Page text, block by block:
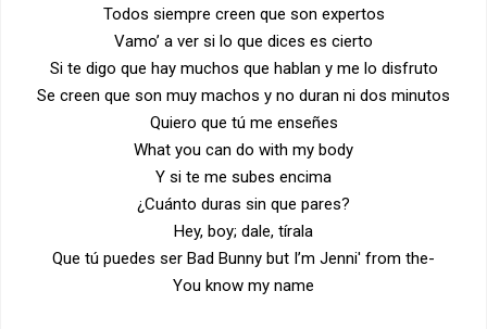
Todos siempre creen que son expertos
Vamo’ a ver si lo que dices es cierto
Si te digo que hay muchos que hablan y me lo disfruto
Se creen que son muy machos y no duran ni dos minutos
Quiero que tú me enseñes
What you can do with my body
Y si te me subes encima
¿Cuánto duras sin que pares?
Hey, boy; dale, tírala
Que tú puedes ser Bad Bunny but I’m Jenni' from the-
You know my name